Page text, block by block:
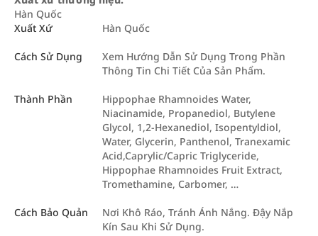
Hàn Quốc
Xuất Xứ
Hàn Quốc
Cách Sử Dụng
Xem Hướng Dẫn Sử Dụng Trong Phần
Thông Tin Chi Tiết Của Sản Phẩm.
Thành Phần
Hippophae Rhamnoides Water,
Niacinamide, Propanediol, Butylene
Glycol, 1,2-Hexanediol, Isopentyldiol,
Water, Glycerin, Panthenol, Tranexamic
Acid,Caprylic/Capric Triglyceride,
Hippophae Rhamnoides Fruit Extract,
Tromethamine, Carbomer, …
Cách Bảo Quản
Nơi Khô Ráo, Tránh Ánh Nắng. Đậy Nắp
Kín Sau Khi Sử Dụng.